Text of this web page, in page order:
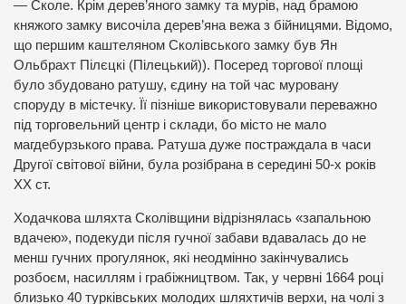
— Сколе. Крім дерев’яного замку та мурів, над брамою
княжого замку височіла дерев’яна вежа з бійницями. Відомо,
що першим каштеляном Сколівського замку був Ян
Ольбрахт Пілєцкі (Пілецький)). Посеред торгової площі
було збудовано ратушу, єдину на той час муровану
споруду в містечку. Її пізніше використовували переважно
під торговельний центр і склади, бо місто не мало
магдебурзького права. Ратуша дуже постраждала в часи
Другої світової війни, була розібрана в середині 50-х років
XX ст.
Ходачкова шляхта Сколівщини відрізнялась «запальною
вдачею», подекуди після гучної забави вдавалась до не
менш гучних прогулянок, які неодмінно закінчувались
розбоєм, насиллям і грабіжництвом. Так, у червні 1664 році
близько 40 турківських молодих шляхтичів верхи, на чолі з